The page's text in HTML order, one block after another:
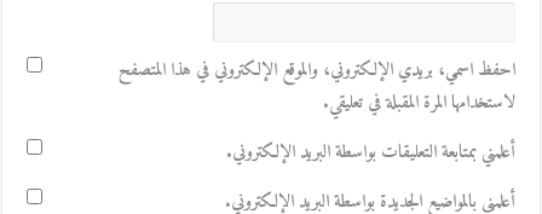
احفظ اسمي، بريدي الإلكتروني، والموقع الإلكتروني في هذا المتصفح
لاستخدامها المرة المقبلة في تعليقي.
أعلمني بمتابعة التعليقات بواسطة البريد الإلكتروني.
أعلمني بالمواضيع الجديدة بواسطة البريد الإلكتروني.